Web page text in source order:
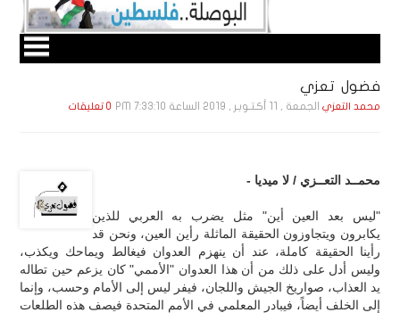
فضول تعزي
محمد التعزي الجمعة , 11 أكـتـوبـر , 2019 الساعة 7:33:10 PM 0 تعليقات
محمــد التعــزي / لا ميديا -
"ليس بعد العين أين" مثل يضرب به العربي للذين
يكابرون ويتجاوزون الحقيقة الماثلة رأين العين، ونحن قد
رأينا الحقيقة كاملة، عند أن ينهزم العدوان فيغالط ويماحك ويكذب،
وليس أدل على ذلك من أن هذا العدوان "الأممي" كان يزعم حين تطاله
يد العذاب، صواريخ الجيش واللجان، فيفر ليس إلى الأمام وحسب، وإنما
إلى الخلف أيضاً، فيبادر المعلمي في الأمم المتحدة فيصف هذه الطلعات